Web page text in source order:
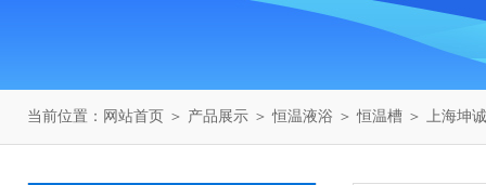
当前位置： 网站首页 ＞ 产品展示 ＞恒温液浴 ＞恒温槽 ＞ 上海坤